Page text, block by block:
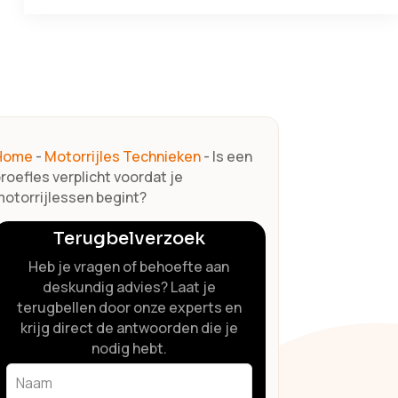
- Motorrijles Technieken- Is een
verplicht voordat je
begint?
Terugbelverzoek
Heb je vragen of behoefte aan
deskundig advies? Laat je
terugbellen door onze experts en
krijg direct de antwoorden die je
nodig hebt.
Leave
this